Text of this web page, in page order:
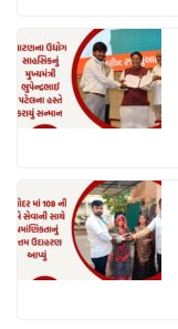
k
c
e
b
o
o
k
at
s
A
p
p